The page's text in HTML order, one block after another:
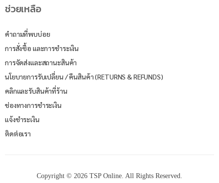
ช่วยเหลือ
คำถามที่พบบ่อย
การสั่งซื้อ และการชำระเงิน
การจัดส่งและสถานะสินค้า
นโยบายการรับเปลี่ยน / คืนสินค้า (RETURNS & REFUNDS)
คลิกและรับสินค้าที่ร้าน
ช่องทางการชำระเงิน
แจ้งชำระเงิน
ติดต่อเรา
Copyright © 2026 TSP Online. All Rights Reserved.